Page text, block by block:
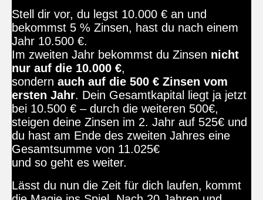
Stell dir vor, du legst 10.000 € an und
bekommst 5 % Zinsen, hast du nach einem
Jahr 10.500 €.
Im zweiten Jahr bekommst du Zinsen nicht
nur auf die 10.000 €,
sondern auch auf die 500 € Zinsen vom
ersten Jahr. Dein Gesamtkapital liegt ja jetzt
bei 10.500 € – durch die weiteren 500€,
steigen deine Zinsen im 2. Jahr auf 525€ und
du hast am Ende des zweiten Jahres eine
Gesamtsumme von 11.025€
und so geht es weiter.
Lässt du nun die Zeit für dich laufen, kommt